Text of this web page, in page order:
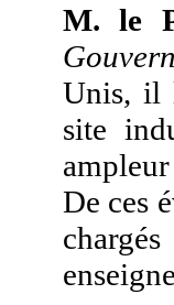
M. le
Unis, il
site
De ces